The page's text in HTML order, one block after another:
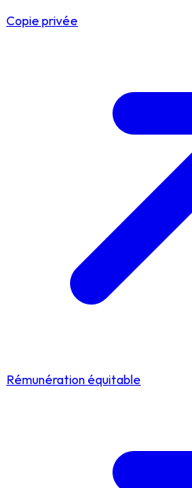
Copie privée
Rémunération équitable